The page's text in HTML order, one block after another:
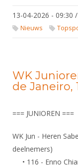
13-04-2026 - 09:30 /
Nieuws
WK
de Janeiro,
=== JUNIOREN ===
WK Jun - Heren
deelnemers)
• 116 - Enno